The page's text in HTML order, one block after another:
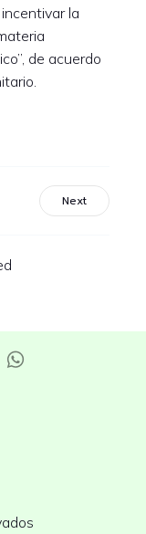
la
de acuerdo
Next